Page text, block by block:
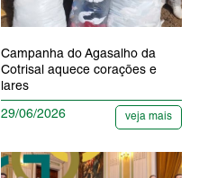
Campanha do Agasalho da
Cotrisal aquece corações e
lares
29/06/2026 veja mais